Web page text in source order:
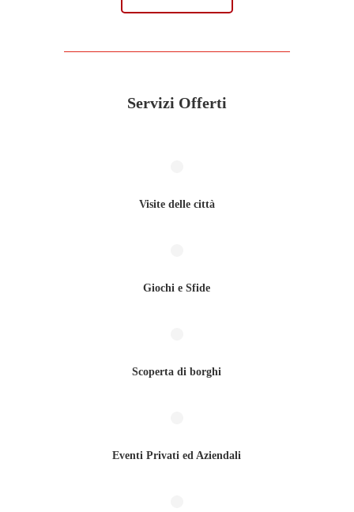
Servizi Offerti
Visite delle città
Giochi e Sfide
Scoperta di borghi
Eventi Privati ed Aziendali